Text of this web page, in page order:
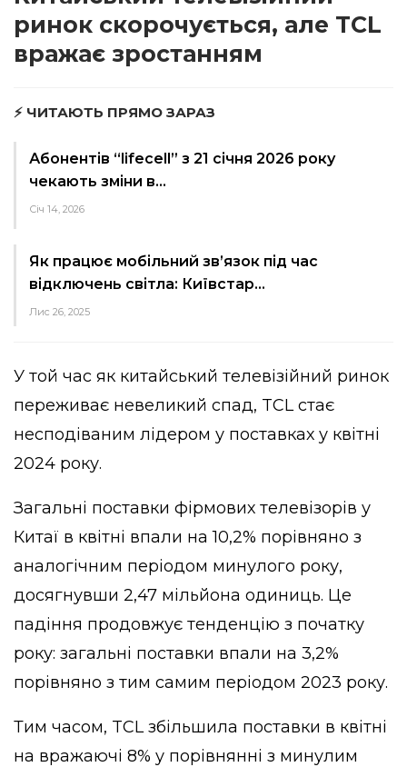
ринок скорочується, але TCL
вражає зростанням
⚡ ЧИТАЮТЬ ПРЯМО ЗАРАЗ
Абонентів “lifecell” з 21 січня 2026 року
чекають зміни в…
Січ 14, 2026
Як працює мобільний зв’язок під час
відключень світла: Київстар…
Лис 26, 2025
У той час як китайський телевізійний ринок
переживає невеликий спад, TCL стає
несподіваним лідером у поставках у квітні
2024 року.
Загальні поставки фірмових телевізорів у
Китаї в квітні впали на 10,2% порівняно з
аналогічним періодом минулого року,
досягнувши 2,47 мільйона одиниць. Це
падіння продовжує тенденцію з початку
року: загальні поставки впали на 3,2%
порівняно з тим самим періодом 2023 року.
Тим часом, TCL збільшила поставки в квітні
на вражаючі 8% у порівнянні з минулим